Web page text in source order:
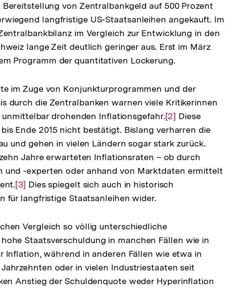
Bereitstellung von Zentralbankgeld auf 500 Prozent
langfristige US-Staatsanleihen angekauft. Im
im Vergleich zur Entwicklung in den
lange Zeit deutlich geringer aus. Erst im März
Programm der quantitativen Lockerung.
im Zuge von Konjunkturprogrammen und der
durch die Zentralbanken warnen viele Kritikerinnen
drohenden Inflationsgefahr.Zur
Auflösung
der
Fußnote
[2] Diese
Ende 2015 nicht bestätigt. Bislang verharren die
und gehen in vielen Ländern sogar stark zurück.
Jahre erwarteten Inflationsraten – ob durch
und -experten oder anhand von Marktdaten ermittelt
Zur
Auflösung
Fußnote
[3] Dies spiegelt sich auch in historisch
für langfristige Staatsanleihen wider.
Vergleich so völlig unterschiedliche
Staatsverschuldung in manchen Fällen wie in
Inflation, während in anderen Fällen wie etwa in
oder in vielen Industriestaaten seit
Anstieg der Schuldenquote weder Hyperinflation